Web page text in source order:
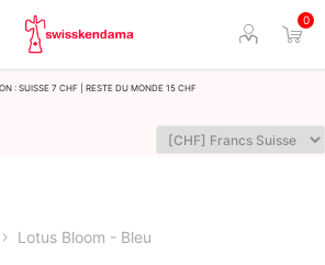
0
: Suisse 7 CHF | Reste du monde 15 CHF
Lotus Bloom - Bleu